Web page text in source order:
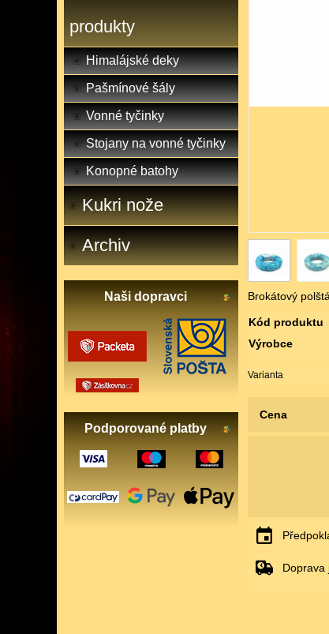
produkty
Himalájské deky
Pašmínové šály
Vonné tyčinky
Stojany na vonné tyčinky
Konopné batohy
Kukri nože
Archiv
Naši dopravci
Podporované platby
Brokátový
Kód produktu
Výrobce
Varianta
Cena
Doprava